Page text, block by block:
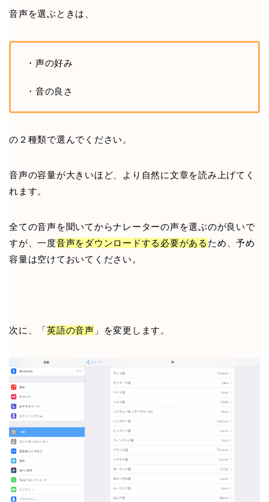
音声を選ぶときは、
・声の好み
・音の良さ
の２種類で選んでください。
音声の容量が大きいほど、より自然に文章を読み上げてく
れます。
全ての音声を聞いてからナレーターの声を選ぶのが良いで
すが、一度音声をダウンロードする必要がある ため、予め
容量は空けておいてください。
次に、「英語の音声 」を変更します。